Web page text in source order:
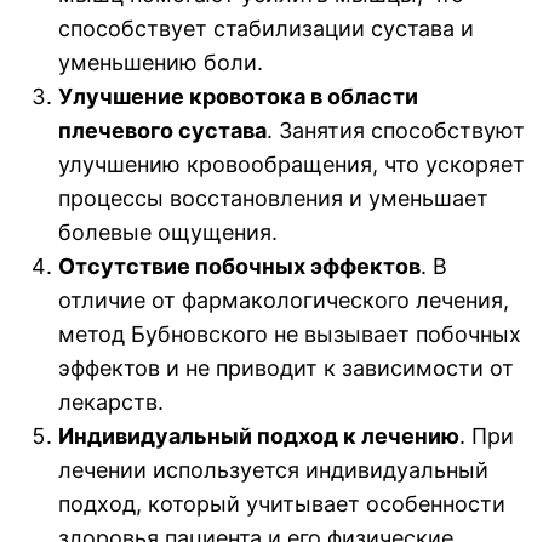
способствует стабилизации сустава и
уменьшению боли.
Улучшение кровотока в области
плечевого сустава. Занятия способствуют
улучшению кровообращения, что ускоряет
процессы восстановления и уменьшает
болевые ощущения.
Отсутствие побочных эффектов. В
отличие от фармакологического лечения,
метод Бубновского не вызывает побочных
эффектов и не приводит к зависимости от
лекарств.
Индивидуальный подход к лечению. При
лечении используется индивидуальный
подход, который учитывает особенности